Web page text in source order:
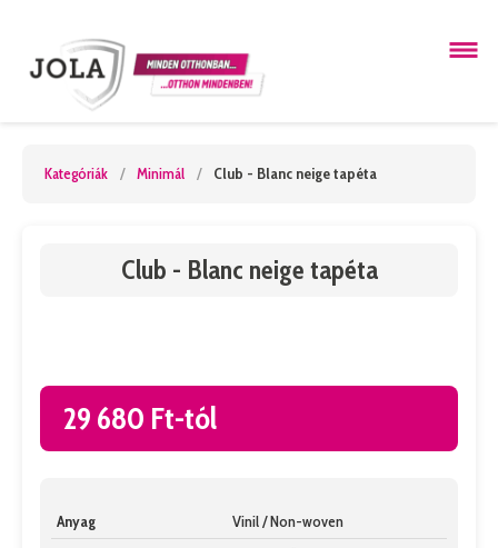
Kategóriák / Minimál / Club - Blanc neige tapéta
Club - Blanc neige tapéta
29 680 Ft-tól
Anyag
Vinil / Non-woven